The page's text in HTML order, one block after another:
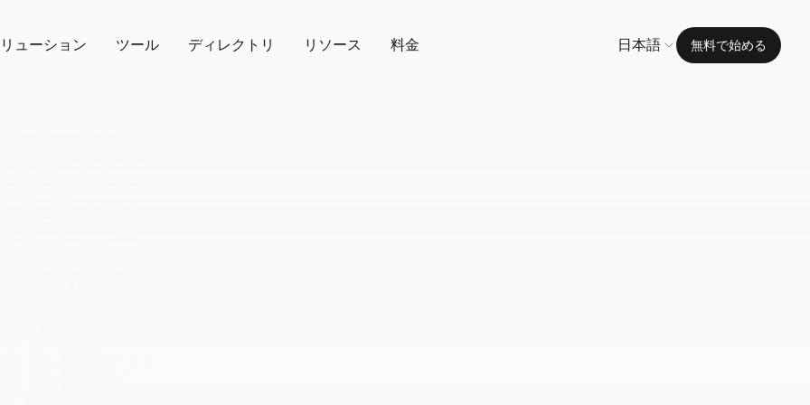
ューション ツール ディレクトリ リソース 料金 日本語 無料で始める